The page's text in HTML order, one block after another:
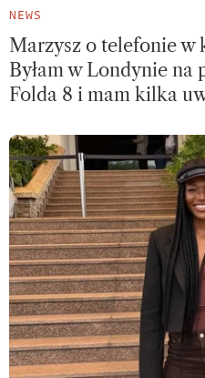
NEWS
Marzysz o telefonie w
Byłam w Londynie na
Folda 8 i mam kilka